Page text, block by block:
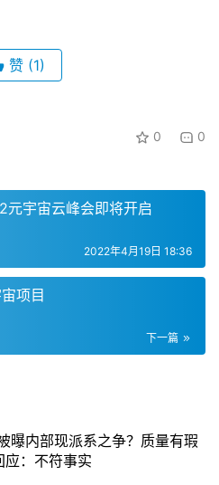
赞 (1)
0 0
宇宙云峰会即将开启
2022年4月19日 18:36
项目
下一篇
曝内部现派系之争？质量有瑕
应：不符事实